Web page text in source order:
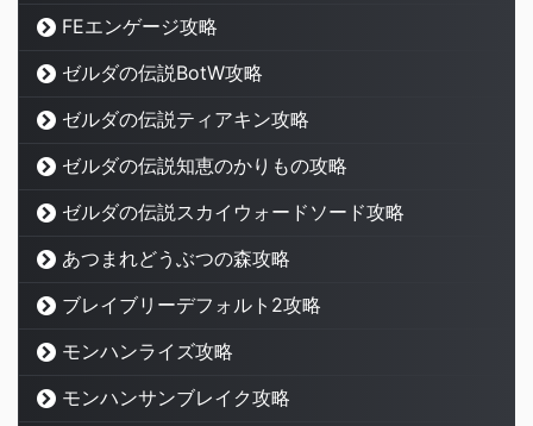
FEエンゲージ攻略
ゼルダの伝説BotW攻略
ゼルダの伝説ティアキン攻略
ゼルダの伝説知恵のかりもの攻略
ゼルダの伝説スカイウォードソード攻略
あつまれどうぶつの森攻略
ブレイブリーデフォルト2攻略
モンハンライズ攻略
モンハンサンブレイク攻略